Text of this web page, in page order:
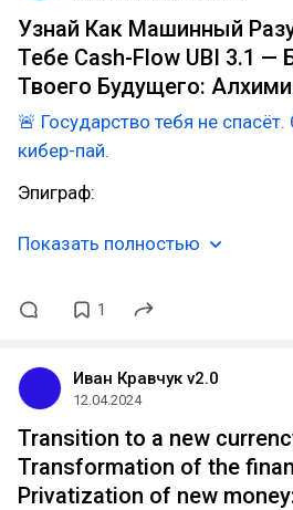
Узнай Как Машинный
Тебе Cash-Flow UBI 3.1 —
Твоего Будущего:
🚨 Государство тебя не спасёт.
кибер-пай.
Эпиграф:
Показать полностью
1
Иван Кравчук v2.0
12.04.2024
Transition to a new
Transformation of the
Privatization of new money: